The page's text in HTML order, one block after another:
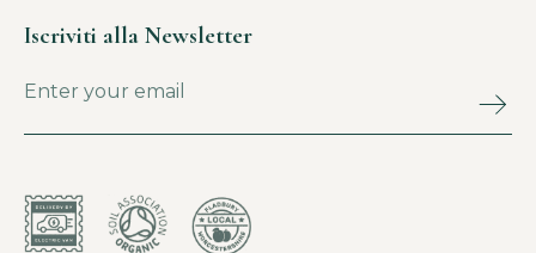
Iscriviti alla Newsletter